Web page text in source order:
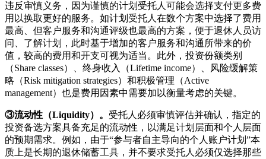
违反审慎义务，因为谨慎的计划受托人可能会选择支付更多费
用以换取更好的服务。如计划受托人在数个方案中选择了费用
最高、但客户服务和沟通评级也最高的方案，便于退休人员访
问、了解计划，此时基于增加的客户服务和沟通所带来的价
值，较高的费用和开支可视为适当。此外，投资份额类别
（Share classes）、终身收入（Lifetime income）、风险缓解策
略（Risk mitigation strategies）和积极管理（Active
management）也是费用因素中需要加以衡量考虑的关键。
③流动性（Liquidity） 。 受托人必须审慎评估并确认，指定的
投资备选方案具备充足的流动性，以满足计划层面和个人层面
的预期需求。例如，由于“参与者自主导向的个人账户计划”本
质上是长期的退休储蓄工具，并不要求受托人必须仅选择那些